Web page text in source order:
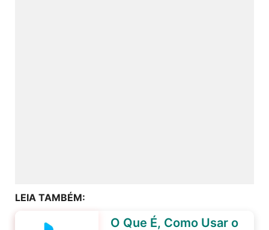
LEIA TAMBÉM:
O Que É, Como Usar o